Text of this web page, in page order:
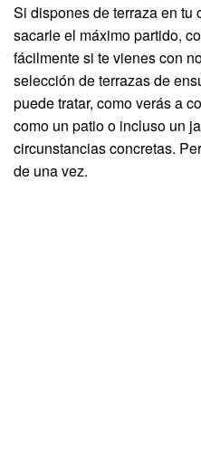
Si dispones de terraza en tu
sacarle el máximo partido,
fácilmente si te vienes con
selección de terrazas de
puede tratar, como verás a
como un patio o incluso un
circunstancias concretas.
de una vez.